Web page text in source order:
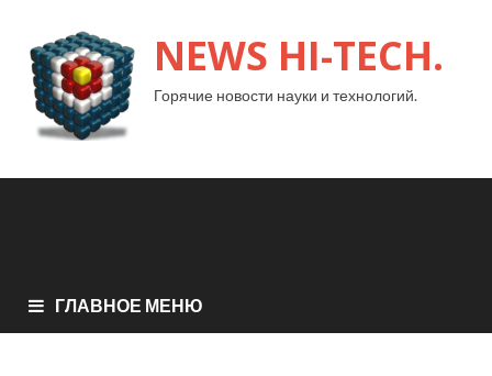
NEWS HI-TECH.
Горячие новости науки и технологий.
ГЛАВНОЕ МЕНЮ